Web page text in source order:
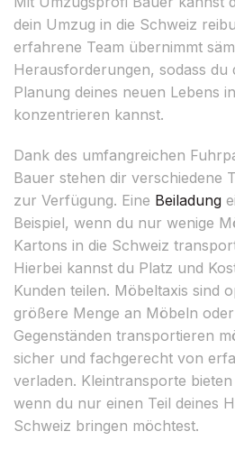
dein Umzug in die Schweiz
erfahrene Team übernimmt
Herausforderungen, sodass du
Planung deines neuen Lebens
konzentrieren kannst.
Dank des umfangreichen
Bauer stehen dir verschiedene
zur Verfügung. Eine Beiladung
Beispiel, wenn du nur wenige
Kartons in die Schweiz
Hierbei kannst du Platz und
Kunden teilen. Möbeltaxis sind
größere Menge an Möbeln
Gegenständen transportieren
sicher und fachgerecht von
verladen. Kleintransporte
wenn du nur einen Teil deines
Schweiz bringen möchtest.